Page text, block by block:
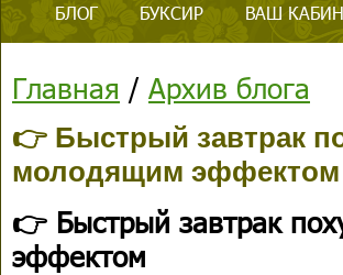
БЛОГ БУКСИР ВАШ
Главная / Архив блога
👉 Быстрый завтрак
молодящим эффектом
👉 Быстрый завтрак
эффектом